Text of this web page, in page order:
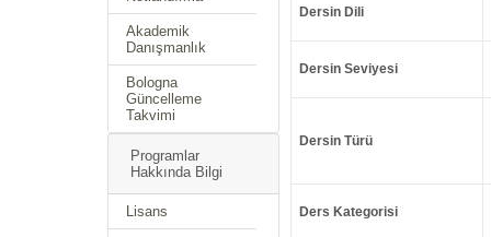
Akademik
Danışmanlık
Bologna
Güncelleme
Takvimi
Programlar
Hakkında Bilgi
Lisans
Dersin Dili
Dersin Seviyesi
Dersin Türü
Ders Kategorisi